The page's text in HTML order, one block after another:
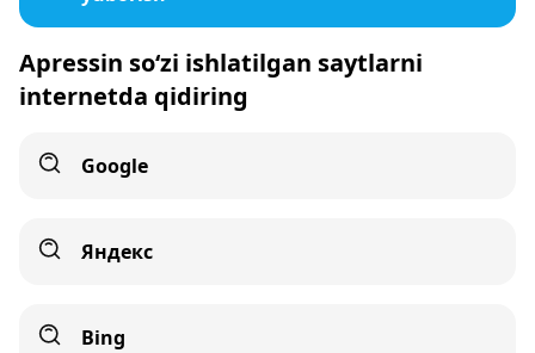
Apressin so‘zi ishlatilgan saytlarni
internetda qidiring
Google
Яндекс
Bing